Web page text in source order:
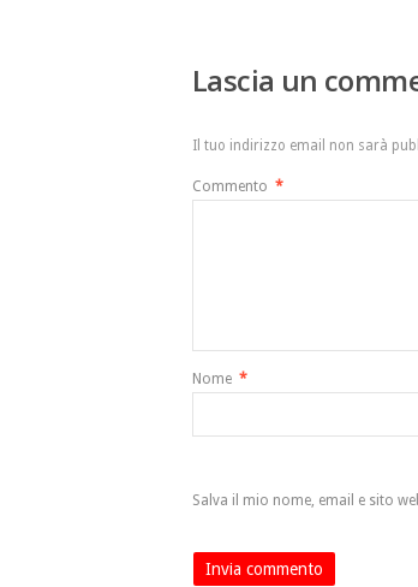
Lascia un
Il tuo indirizzo email non sarà
Commento *
Nome *
Salva il mio nome, email e sito